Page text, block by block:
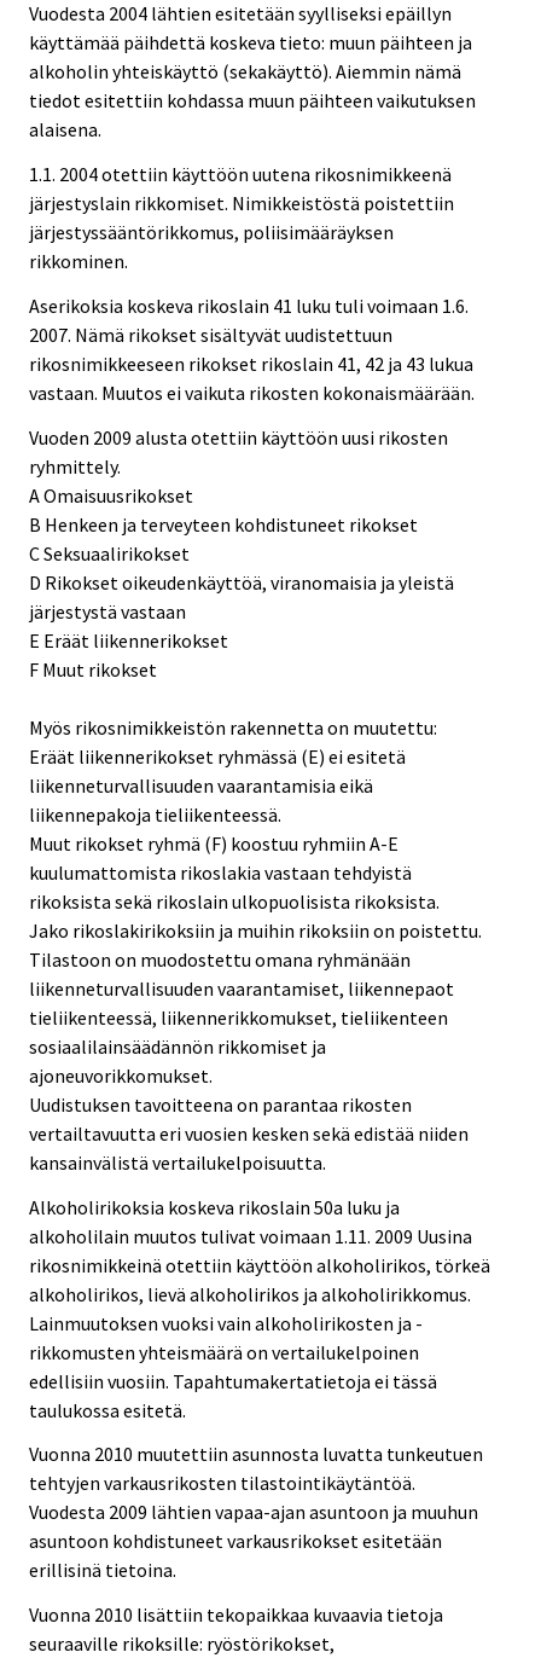
Vuodesta 2004 lähtien esitetään syylliseksi epäillyn
käyttämää päihdettä koskeva tieto: muun päihteen ja
alkoholin yhteiskäyttö (sekakäyttö). Aiemmin nämä
tiedot esitettiin kohdassa muun päihteen vaikutuksen
alaisena.
1.1. 2004 otettiin käyttöön uutena rikosnimikkeenä
järjestyslain rikkomiset. Nimikkeistöstä poistettiin
järjestyssääntörikkomus, poliisimääräyksen
rikkominen.
Aserikoksia koskeva rikoslain 41 luku tuli voimaan 1.6.
2007. Nämä rikokset sisältyvät uudistettuun
rikosnimikkeeseen rikokset rikoslain 41, 42 ja 43 lukua
vastaan. Muutos ei vaikuta rikosten kokonaismäärään.
Vuoden 2009 alusta otettiin käyttöön uusi rikosten
ryhmittely.
A Omaisuusrikokset
B Henkeen ja terveyteen kohdistuneet rikokset
C Seksuaalirikokset
D Rikokset oikeudenkäyttöä, viranomaisia ja yleistä
järjestystä vastaan
E Eräät liikennerikokset
F Muut rikokset
Myös rikosnimikkeistön rakennetta on muutettu:
Eräät liikennerikokset ryhmässä (E) ei esitetä
liikenneturvallisuuden vaarantamisia eikä
liikennepakoja tieliikenteessä.
Muut rikokset ryhmä (F) koostuu ryhmiin A-E
kuulumattomista rikoslakia vastaan tehdyistä
rikoksista sekä rikoslain ulkopuolisista rikoksista.
Jako rikoslakirikoksiin ja muihin rikoksiin on poistettu.
Tilastoon on muodostettu omana ryhmänään
liikenneturvallisuuden vaarantamiset, liikennepaot
tieliikenteessä, liikennerikkomukset, tieliikenteen
sosiaalilainsäädännön rikkomiset ja
ajoneuvorikkomukset.
Uudistuksen tavoitteena on parantaa rikosten
vertailtavuutta eri vuosien kesken sekä edistää niiden
kansainvälistä vertailukelpoisuutta.
Alkoholirikoksia koskeva rikoslain 50a luku ja
alkoholilain muutos tulivat voimaan 1.11. 2009 Uusina
rikosnimikkeinä otettiin käyttöön alkoholirikos, törkeä
alkoholirikos, lievä alkoholirikos ja alkoholirikkomus.
Lainmuutoksen vuoksi vain alkoholirikosten ja -
rikkomusten yhteismäärä on vertailukelpoinen
edellisiin vuosiin. Tapahtumakertatietoja ei tässä
taulukossa esitetä.
Vuonna 2010 muutettiin asunnosta luvatta tunkeutuen
tehtyjen varkausrikosten tilastointikäytäntöä.
Vuodesta 2009 lähtien vapaa-ajan asuntoon ja muuhun
asuntoon kohdistuneet varkausrikokset esitetään
erillisinä tietoina.
Vuonna 2010 lisättiin tekopaikkaa kuvaavia tietoja
seuraaville rikoksille: ryöstörikokset,